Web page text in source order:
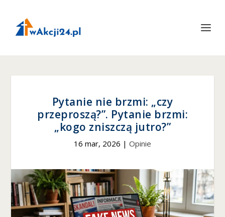
Pytanie nie brzmi: „czy
przeproszą?”. Pytanie brzmi:
„kogo zniszczą jutro?”
16 mar, 2026 | Opinie
Konieczne